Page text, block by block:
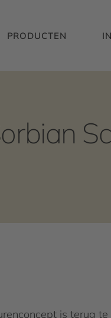
PRODUCTEN
is terug te